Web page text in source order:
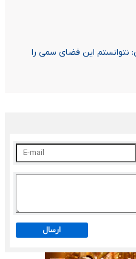
نتوانستم این فضای سمی را
ارسال